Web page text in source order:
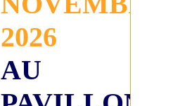
2026
AU